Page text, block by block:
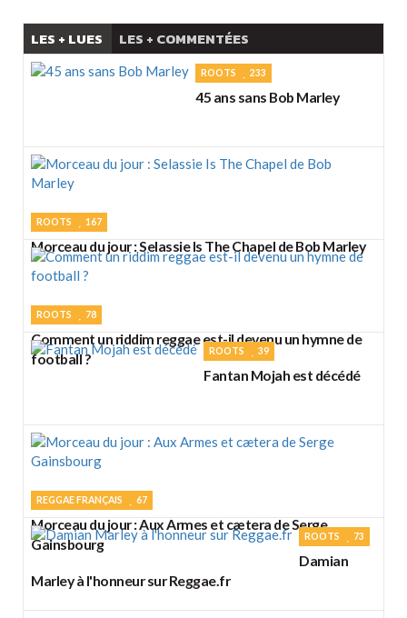
LES + LUES LES + COMMENTÉES
ROOTS 233
45 ans sans Bob Marley
ROOTS 167
Morceau du jour : Selassie Is The Chapel de Bob Marley
ROOTS 78
Comment un riddim reggae est-il devenu un hymne de
football ?
ROOTS 39
Fantan Mojah est décédé
REGGAE FRANÇAIS 67
Morceau du jour : Aux Armes et cætera de Serge
Gainsbourg
ROOTS 73
Damian
Marley à l'honneur sur Reggae.fr